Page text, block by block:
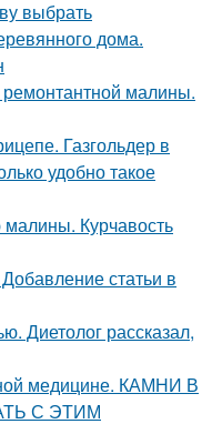
выбрать
дома.
малины.
Газгольдер в
удобно такое
Курчавость
статьи в
Диетолог рассказал,
медицине. КАМНИ В
С ЭТИМ